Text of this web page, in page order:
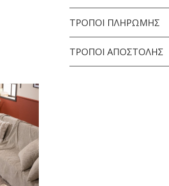
ΤΡΌΠΟΙ ΠΛΗΡΩΜΉΣ
ΤΡΌΠΟΙ ΑΠΟΣΤΟΛΉΣ